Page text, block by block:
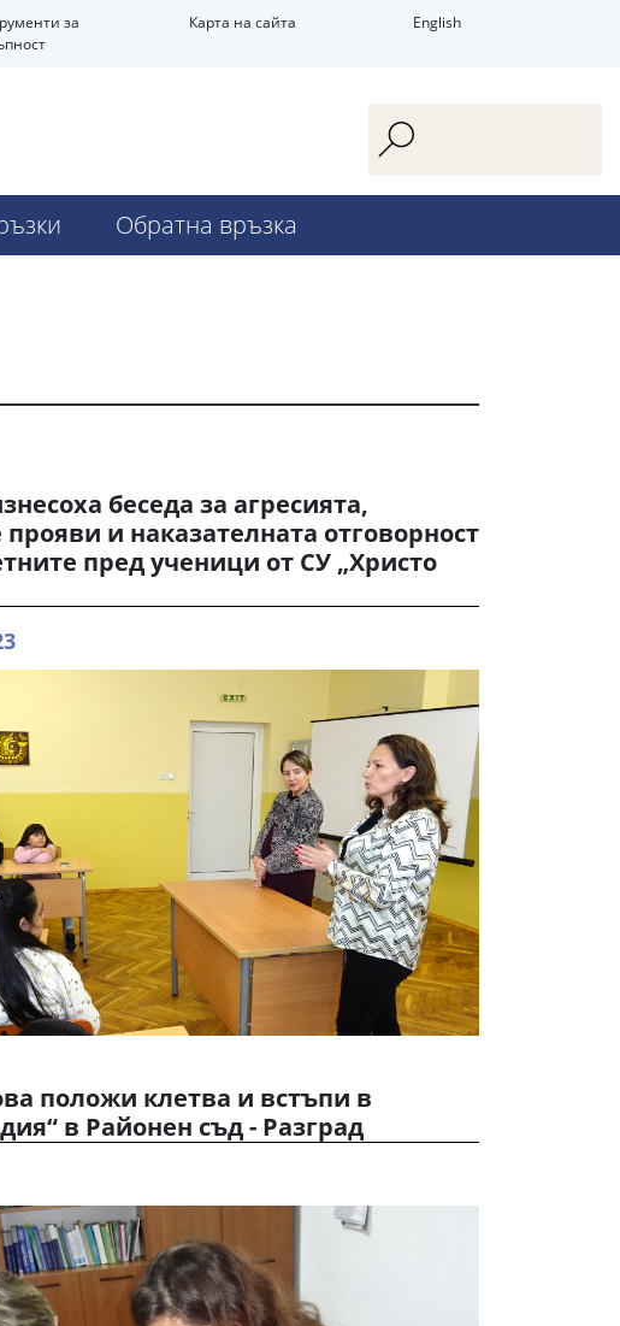
за
Карта на сайта English
Обратна връзка
беседа за агресията,
и наказателната отговорност
пред ученици от СУ „Христо
положи клетва и встъпи в
в Районен съд - Разград